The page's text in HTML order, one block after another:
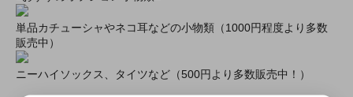
単品カチューシャやネコ耳などの小物類（1000円程度より多数
販売中）
ニーハイソックス、タイツなど（500円より多数販売中！）